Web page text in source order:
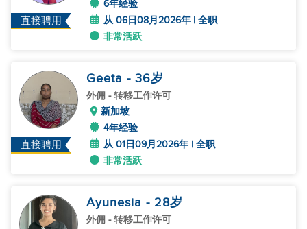
直接聘用
6年经验
从 06日08月2026年 | 全职
非常活跃
直接聘用
Geeta - 36岁
外佣 - 转移工作许可
新加坡
4年经验
从 01日09月2026年 | 全职
非常活跃
Ayunesia - 28岁
外佣 - 转移工作许可